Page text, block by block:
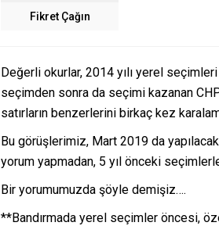
Fikret Çağın
Değerli okurlar, 2014 yılı yerel
seçimden sonra da seçimi kazanan
satırların benzerlerini birkaç kez
Bu görüşlerimiz, Mart 2019 da
yorum yapmadan, 5 yıl önceki
Bir yorumumuzda şöyle demişiz….
**Bandırmada yerel seçimler öncesi,